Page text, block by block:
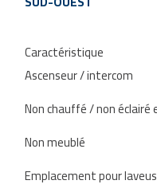
Caractéristique
Ascenseur / intercom
Non chauffé / non
Non meublé
Emplacement pour